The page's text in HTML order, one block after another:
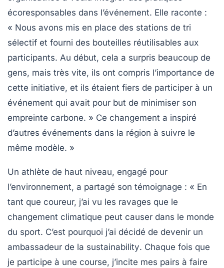
écoresponsables dans l’événement. Elle raconte :
« Nous avons mis en place des stations de tri
sélectif et fourni des bouteilles réutilisables aux
participants. Au début, cela a surpris beaucoup de
gens, mais très vite, ils ont compris l’importance de
cette initiative, et ils étaient fiers de participer à un
événement qui avait pour but de minimiser son
empreinte carbone. » Ce changement a inspiré
d’autres événements dans la région à suivre le
même modèle. »
Un athlète de haut niveau, engagé pour
l’environnement, a partagé son témoignage : « En
tant que coureur, j’ai vu les ravages que le
changement climatique peut causer dans le monde
du sport. C’est pourquoi j’ai décidé de devenir un
ambassadeur de la sustainability. Chaque fois que
je participe à une course, j’incite mes pairs à faire